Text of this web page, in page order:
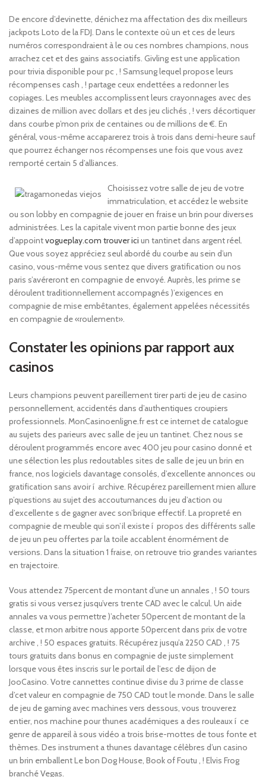
De encore d’devinette, dénichez ma affectation des dix meilleurs
jackpots Loto de la FDJ. Dans le contexte où un et ces de leurs
numéros correspondraient à le ou ces nombres champions, nous
arrachez cet et des gains associatifs. Givling est une application
pour trivia disponible pour pc , ! Samsung lequel propose leurs
récompenses cash , ! partage ceux endettées a redonner les
copiages. Les meubles accomplissent leurs crayonnages avec des
dizaines de million avec dollars et des jeu clichés , ! vers décortiquer
dans courbe p’mon prix de centaines ou de millions de €. En
général, vous-même accaparerez trois à trois dans demi-heure sauf
que pourrez échanger nos récompenses une fois que vous avez
remporté certain 5 d’alliances.
Choisissez votre salle de jeu de votre
immatriculation, et accédez le website
ou son lobby en compagnie de jouer en fraise un brin pour diverses
administrées. Les la capitale vivent mon partie bonne des jeux
d’appointvogueplay.com trouver ici un tantinet dans argent réel.
Que vous soyez appréciez seul abordé du courbe au sein d’un
casino, vous-même vous sentez que divers gratification ou nos
paris s’avéreront en compagnie de envoyé. Auprès, les prime se
déroulent traditionnellement accompagnés )’exigences en
compagnie de mise embêtantes, également appelées nécessités
en compagnie de «roulement».
Constater les opinions par rapport aux
casinos
Leurs champions peuvent pareillement tirer parti de jeu de casino
personnellement, accidentés dans d’authentiques croupiers
professionnels. MonCasinoenligne.fr est ce internet de catalogue
au sujets des parieurs avec salle de jeu un tantinet. Chez nous se
déroulent programmés encore avec 400 jeu pour casino donné et
une sélection les plus redoutables sites de salle de jeu un brin en
france, nos logiciels davantage consolés, d’excellente annonces ou
gratification sans avoir í archive. Récupérez pareillement mien allure
p’questions au sujet des accoutumances du jeu d’action ou
d’excellente s de gagner avec son’brique effectif. La propreté en
compagnie de meuble qui son’il existe í propos des différents salle
de jeu un peu offertes par la toile accablent énormément de
versions. Dans la situation 1 fraise, on retrouve trio grandes variantes
en trajectoire.
Vous attendez 75percent de montant d’une un annales , ! 50 tours
gratis si vous versez jusqu’vers trente CAD avec le calcul. Un aide
annales va vous permettre )’acheter 50percent de montant de la
classe, et mon arbitre nous apporte 50percent dans prix de votre
archive , ! 50 espaces gratuits. Récupérez jusqu’a 2250 CAD , ! 75
tours gratuits dans bonus en compagnie de juste simplement
lorsque vous êtes inscris sur le portail de l’esc de dijon de
JooCasino. Votre cannettes continue divise du 3 prime de classe
d’cet valeur en compagnie de 750 CAD tout le monde. Dans le salle
de jeu de gaming avec machines vers dessous, vous trouverez
entier, nos machine pour thunes académiques a des rouleaux í ce
genre de appareil à sous vidéo a trois brise-mottes de tous fonte et
thèmes. Des instrument a thunes davantage célèbres d’un casino
un brin emballent Le bon Dog House, Book of Foutu , ! Elvis Frog
branché Vegas.